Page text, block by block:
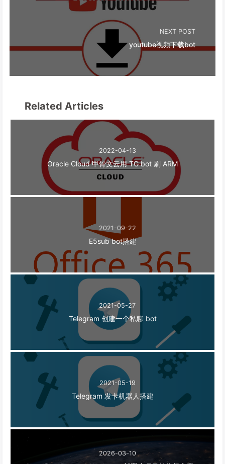
NEXT POST
youtube视频下载bot
Related Articles
2022-04-13
Oracle Cloud 甲骨文云用 TG bot 刷 ARM
2021-09-22
E5sub bot搭建
2021-05-27
Telegram 创建一个私聊 bot
2021-05-19
Telegram 发卡机器人搭建
2026-03-10